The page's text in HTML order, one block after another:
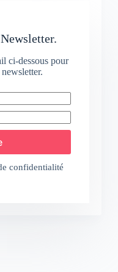
ci-dessous pour
confidentialité